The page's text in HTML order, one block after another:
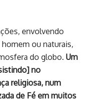
envolvendo
ou naturais,
do globo. Um
no
religiosa, num
de Fé em muitos